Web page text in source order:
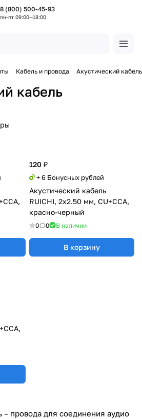
8 (800) 500-45-93
пн-пт 09:00—18:00
Кабель и провода Акустический кабель
кабель
120 ₽
+ 6 Бонусных рублей
Акустический кабель
RUICHI, 2x2.50 мм, CU+CCA,
красно-черный
0 0 В наличии
В корзину
– провода для соединения аудио